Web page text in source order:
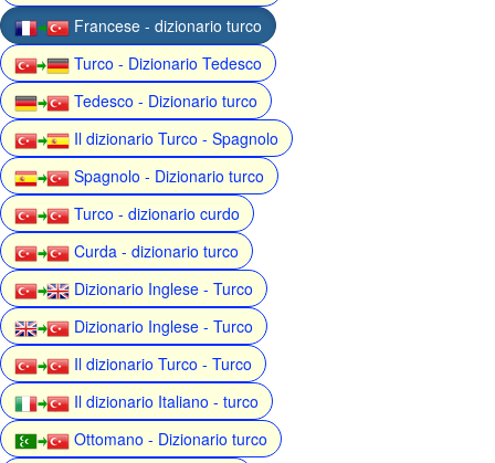
Francese - dizionario turco
Turco - Dizionario Tedesco
Tedesco - Dizionario turco
Il dizionario Turco - Spagnolo
Spagnolo - Dizionario turco
Turco - dizionario curdo
Curda - dizionario turco
Dizionario Inglese - Turco
Dizionario Inglese - Turco
Il dizionario Turco - Turco
Il dizionario Italiano - turco
Ottomano - Dizionario turco